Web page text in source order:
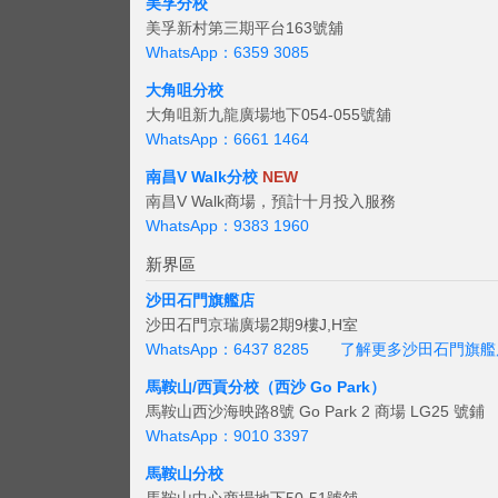
美孚新村第三期平台163號舖
WhatsApp：6359 3085
大角咀分校
大角咀新九龍廣場地下054-055號舖
WhatsApp：6661 1464
南昌V Walk分校 NEW
南昌V Walk商場，預計十月投入服務
WhatsApp：9383 1960
新界區
沙田石門旗艦店
沙田石門京瑞廣場2期9樓J,H室
WhatsApp：6437 8285
了解更多沙田石門旗
馬鞍山/西貢分校（西沙 Go Park）
馬鞍山西沙海映路8號 Go Park 2 商場 LG25 號鋪
WhatsApp：9010 3397
馬鞍山分校